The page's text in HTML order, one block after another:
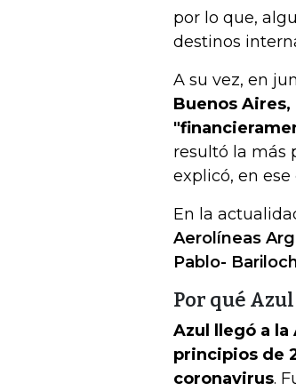
por lo que,
destinos
A su vez, en
Buenos
resultó la más
explicó, en
En la
Aerolíneas
Pablo-
Por qué
Azul llegó a
principios de
coronavirus.